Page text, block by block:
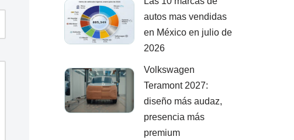
autos mas vendidas
en México en julio de
2026
Volkswagen
Teramont 2027:
diseño más audaz,
presencia más
premium